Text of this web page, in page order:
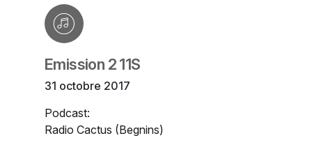
Emission 2 11S
31 octobre 2017
Podcast:
Radio Cactus (Begnins)